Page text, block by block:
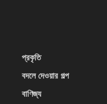
প্রকৃতি
বদলে দেওয়ার গল্প
বাণিজ্য